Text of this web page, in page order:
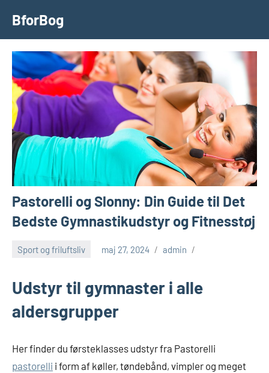
indhold
BforBog
Pastorelli og Slonny: Din Guide til Det
Bedste Gymnastikudstyr og Fitnesstøj
Sport og friluftsliv maj 27, 2024 admin
Udstyr til gymnaster i alle
aldersgrupper
Her finder du førsteklasses udstyr fra Pastorelli
pastorelli i form af køller, tøndebånd, vimpler og meget